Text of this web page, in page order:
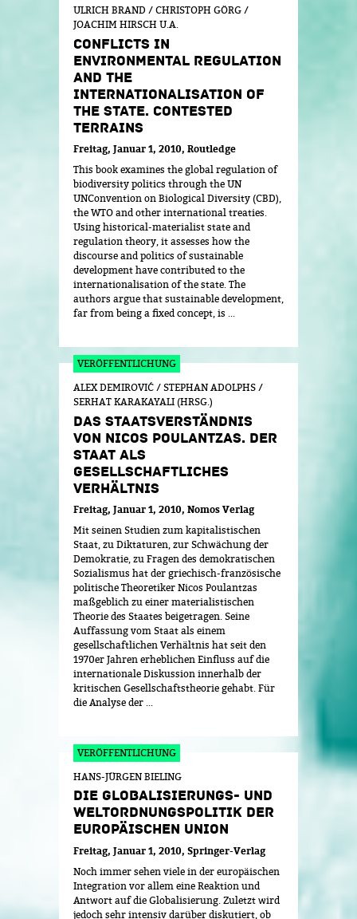
ULRICH BRAND / CHRISTOPH GÖRG /
JOACHIM HIRSCH U.A.
CONFLICTS IN
ENVIRONMENTAL REGULATION
AND THE
INTERNATIONALISATION OF
THE STATE. CONTESTED
TERRAINS
Freitag, Januar 1, 2010 Routledge
This book examines the global regulation of
biodiversity politics through the UN
UNConvention on Biological Diversity (CBD),
the WTO and other international treaties.
Using historical-materialist state and
regulation theory, it assesses how the
discourse and politics of sustainable
development have contributed to the
internationalisation of the state. The
authors argue that sustainable development,
far from being a fixed concept, is ...
ALEX DEMIROVIĆ / STEPHAN ADOLPHS /
SERHAT KARAKAYALI (HRSG.)
DAS STAATSVERSTÄNDNIS
VON NICOS POULANTZAS. DER
STAAT ALS
GESELLSCHAFTLICHES
VERHÄLTNIS
Freitag, Januar 1, 2010 Nomos Verlag
Mit seinen Studien zum kapitalistischen
Staat, zu Diktaturen, zur Schwächung der
Demokratie, zu Fragen des demokratischen
Sozialismus hat der griechisch-französische
politische Theoretiker Nicos Poulantzas
maßgeblich zu einer materialistischen
Theorie des Staates beigetragen. Seine
Auffassung vom Staat als einem
gesellschaftlichen Verhältnis hat seit den
1970er Jahren erheblichen Einfluss auf die
internationale Diskussion innerhalb der
kritischen Gesellschaftstheorie gehabt. Für
die Analyse der ...
HANS-JÜRGEN BIELING
DIE GLOBALISIERUNGS- UND
WELTORDNUNGSPOLITIK DER
EUROPÄISCHEN UNION
Freitag, Januar 1, 2010 Springer-Verlag
Noch immer sehen viele in der europäischen
Integration vor allem eine Reaktion und
Antwort auf die Globalisierung. Zuletzt wird
jedoch sehr intensiv darüber diskutiert, ob